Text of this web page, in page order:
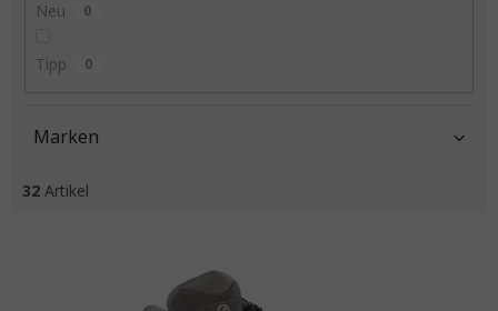
Neu 0
Tipp 0
Marken
32 Artikel